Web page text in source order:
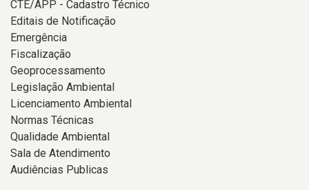
CTE/APP - Cadastro Técnico
Editais de Notificação
Emergência
Fiscalização
Geoprocessamento
Legislação Ambiental
Licenciamento Ambiental
Normas Técnicas
Qualidade Ambiental
Sala de Atendimento
Audiências Publicas